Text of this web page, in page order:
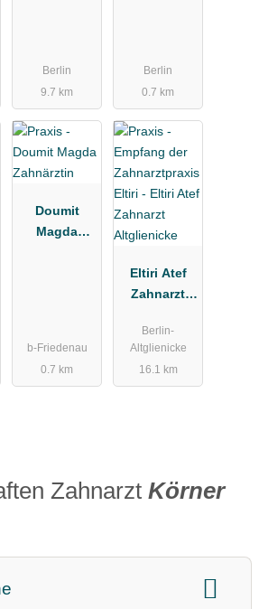
Berlin
9.7 km
Berlin
0.7 km
Doumit
Magda
b-Friedenau
0.7 km
Eltiri Atef
Zahnarzt
Berlin-
Altglienicke
16.1 km
Zahnarzt Körner